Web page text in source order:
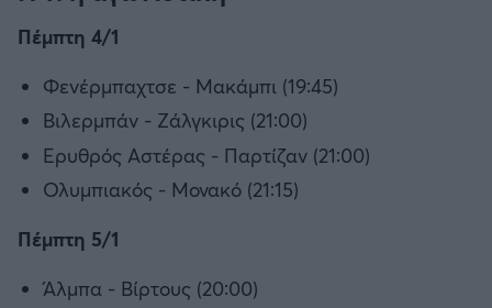
Πέμπτη 4/1
Φενέρμπαχτσε - Μακάμπι (19:45)
Βιλερμπάν - Ζάλγκιρις (21:00)
Ερυθρός Αστέρας - Παρτίζαν (21:00)
Ολυμπιακός - Μονακό (21:15)
Πέμπτη 5/1
Άλμπα - Βίρτους (20:00)